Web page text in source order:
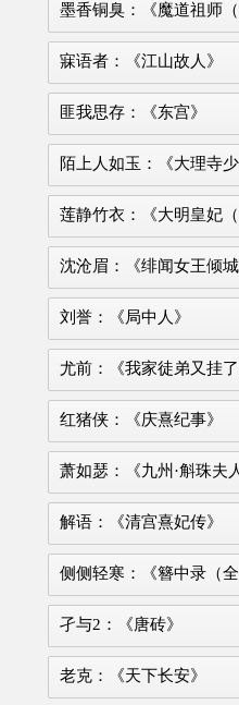
墨香铜臭：《魔道祖师（
寐语者：《江山故人》
匪我思存：《东宫》
陌上人如玉：《大理寺
莲静竹衣：《大明皇妃（
沈沧眉：《绯闻女王倾
刘誉：《局中人》
尤前：《我家徒弟又挂了
红猪侠：《庆熹纪事》
萧如瑟：《九州·斛珠夫
解语：《清宫熹妃传》
侧侧轻寒：《簪中录（全
孑与2：《唐砖》
老克：《天下长安》